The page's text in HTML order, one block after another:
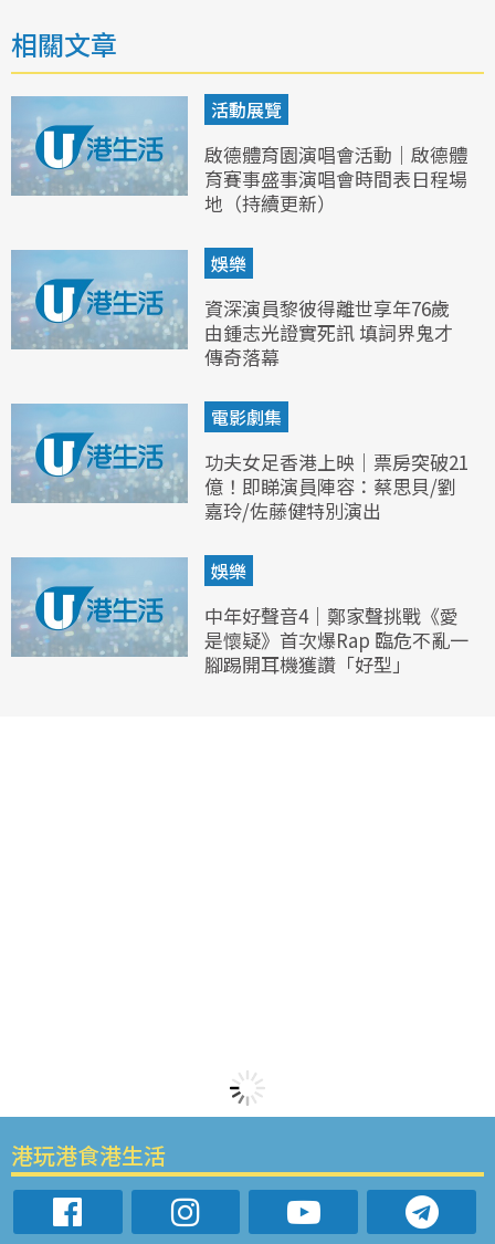
相關文章
活動展覽
啟德體育園演唱會活動｜啟德體
育賽事盛事演唱會時間表日程場
地（持續更新）
娛樂
資深演員黎彼得離世享年76歲
由鍾志光證實死訊 填詞界鬼才
傳奇落幕
電影劇集
功夫女足香港上映｜票房突破21
億！即睇演員陣容：蔡思貝/劉
嘉玲/佐藤健特別演出
娛樂
中年好聲音4｜鄭家聲挑戰《愛
是懷疑》首次爆Rap 臨危不亂一
腳踢開耳機獲讚「好型」
港玩港食港生活